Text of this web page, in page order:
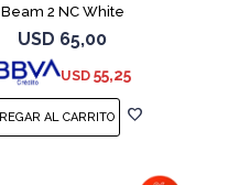
Beam 2 NC White
USD 65,00
USD 55,25